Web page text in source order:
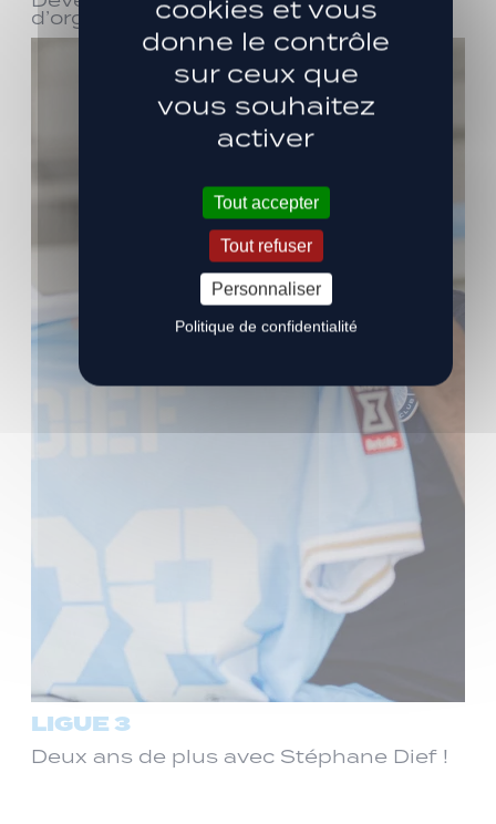
d’organisation le samedi 8 août
LIGUE 3
Deux ans de plus avec Stéphane Dief !
cookies et vous
donne le contrôle
sur ceux que
vous souhaitez
activer
Tout accepter
Tout refuser
Personnaliser
Politique de confidentialité